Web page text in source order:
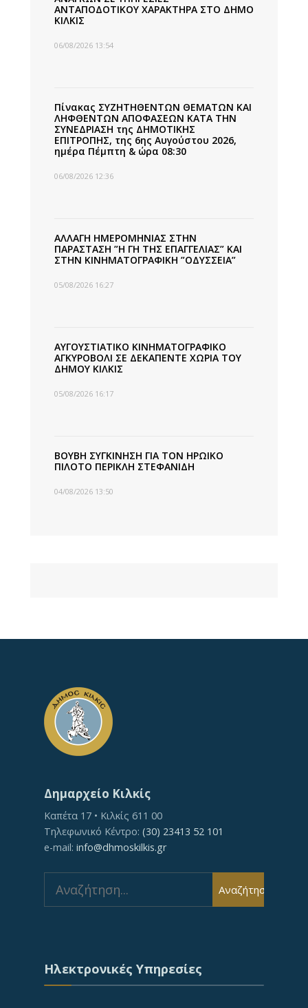
ΑΝΤΑΠΟΔΟΤΙΚΟΥ ΧΑΡΑΚΤΗΡΑ ΣΤΟ ΔΗΜΟ
ΚΙΛΚΙΣ
06/08/2026 13:54
Πίνακας ΣΥΖΗΤΗΘΕΝΤΩΝ ΘΕΜΑΤΩΝ ΚΑΙ
ΛΗΦΘΕΝΤΩΝ ΑΠΟΦΑΣΕΩΝ ΚΑΤΑ ΤΗΝ
ΣΥΝΕΔΡΙΑΣΗ της ΔΗΜΟΤΙΚΗΣ
ΕΠΙΤΡΟΠΗΣ, της 6ης Αυγούστου 2026,
ημέρα Πέμπτη & ώρα 08:30
06/08/2026 12:36
ΑΛΛΑΓΗ ΗΜΕΡΟΜΗΝΙΑΣ ΣΤΗΝ
ΠΑΡΑΣΤΑΣΗ ”Η ΓΗ ΤΗΣ ΕΠΑΓΓΕΛΙΑΣ” ΚΑΙ
ΣΤΗΝ ΚΙΝΗΜΑΤΟΓΡΑΦΙΚΗ ”ΟΔΥΣΣΕΙΑ”
05/08/2026 16:27
ΑΥΓΟΥΣΤΙΑΤΙΚΟ ΚΙΝΗΜΑΤΟΓΡΑΦΙΚΟ
ΑΓΚΥΡΟΒΟΛΙ ΣΕ ΔΕΚΑΠΕΝΤΕ ΧΩΡΙΑ ΤΟΥ
ΔΗΜΟΥ ΚΙΛΚΙΣ
05/08/2026 16:17
ΒΟΥΒΗ ΣΥΓΚΙΝΗΣΗ ΓΙΑ ΤΟΝ ΗΡΩΙΚΟ
ΠΙΛΟΤΟ ΠΕΡΙΚΛΗ ΣΤΕΦΑΝΙΔΗ
04/08/2026 13:50
Δημαρχείο Κιλκίς
Καπέτα 17 • Κιλκίς 611 00
Τηλεφωνικό Κέντρο: (30) 23413 52 101
e-mail: info@dhmoskilkis.gr
for:
Αναζήτηση
Ηλεκτρονικές Υπηρεσίες